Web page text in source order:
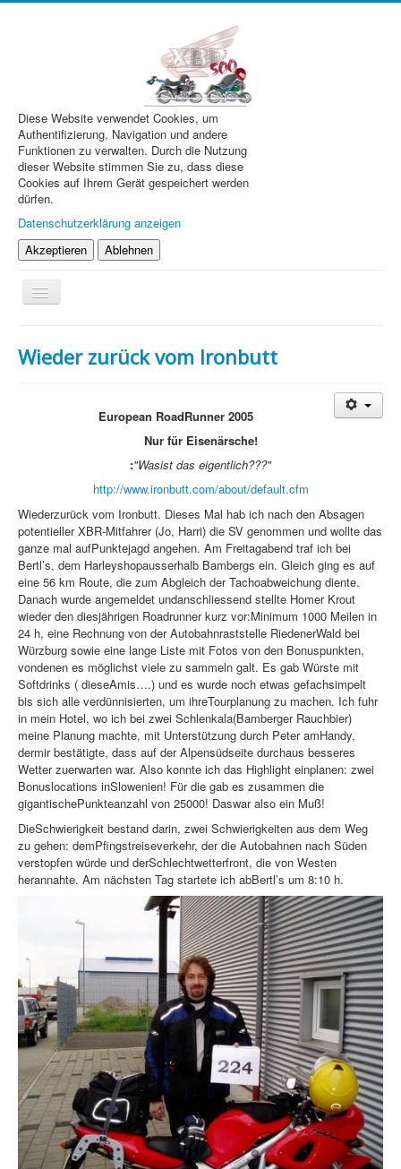
Diese Website verwendet Cookies, um
Authentifizierung, Navigation und andere
Funktionen zu verwalten. Durch die Nutzung
dieser Website stimmen Sie zu, dass diese
Cookies auf Ihrem Gerät gespeichert werden
dürfen.
Datenschutzerklärung anzeigen
Akzeptieren
Ablehnen
Navigation
an/aus
Technik
Wieder zurück vom Ironbutt
European RoadRunner 2005
Nur für Eisenärsche!
:"Wasist das eigentlich???"
http://www.ironbutt.com/about/default.cfm
Wiederzurück vom Ironbutt. Dieses Mal hab ich nach den Absagen
potentieller XBR-Mitfahrer (Jo, Harri) die SV genommen und wollte das
ganze mal aufPunktejagd angehen. Am Freitagabend traf ich bei
Bertl’s, dem Harleyshopausserhalb Bambergs ein. Gleich ging es auf
eine 56 km Route, die zum Abgleich der Tachoabweichung diente.
Danach wurde angemeldet undanschliessend stellte Homer Krout
wieder den diesjährigen Roadrunner kurz vor:Minimum 1000 Meilen in
24 h, eine Rechnung von der Autobahnraststelle RiedenerWald bei
Würzburg sowie eine lange Liste mit Fotos von den Bonuspunkten,
vondenen es möglichst viele zu sammeln galt. Es gab Würste mit
Softdrinks ( dieseAmis….) und es wurde noch etwas gefachsimpelt
bis sich alle verdünnisierten, um ihreTourplanung zu machen. Ich fuhr
in mein Hotel, wo ich bei zwei Schlenkala(Bamberger Rauchbier)
meine Planung machte, mit Unterstützung durch Peter amHandy,
dermir bestätigte, dass auf der Alpensüdseite durchaus besseres
Wetter zuerwarten war. Also konnte ich das Highlight einplanen: zwei
Bonuslocations inSlowenien! Für die gab es zusammen die
gigantischePunkteanzahl von 25000! Daswar also ein Muß!
DieSchwierigkeit bestand darin, zwei Schwierigkeiten aus dem Weg
zu gehen: demPfingstreiseverkehr, der die Autobahnen nach Süden
verstopfen würde und derSchlechtwetterfront, die von Westen
herannahte. Am nächsten Tag startete ich abBertl’s um 8:10 h.